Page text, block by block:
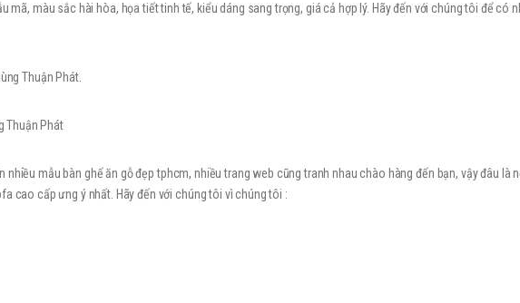
mã, màu sắc hài hòa, họa tiết tinh tế, kiểu dáng sang trọng, giá cả hợp lý. Hãy đến với chúng tôi để có
Thuận Phát.
Thuận Phát
nhiều mẫu bàn ghế ăn gỗ đẹp tphcm, nhiều trang web cũng tranh nhau chào hàng đến bạn, vậy đâu là
cao cấp ưng ý nhất. Hãy đến với chúng tôi vì chúng tôi :